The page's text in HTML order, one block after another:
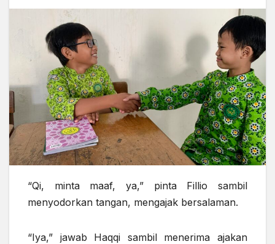
“Qi, minta maaf, ya,” pinta Fillio sambil
menyodorkan tangan, mengajak bersalaman.
“Iya,” jawab Haqqi sambil menerima ajakan